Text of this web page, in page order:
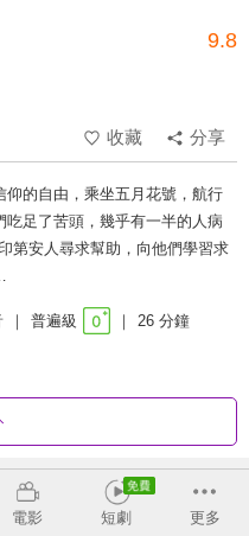
9.8
收藏
分享
的自由，乘坐五月花號，航行
足了苦頭，幾乎有一半的人病
第安人尋求幫助，向他們學習求
普遍級 26 分鐘
正序
電影 短劇 更多